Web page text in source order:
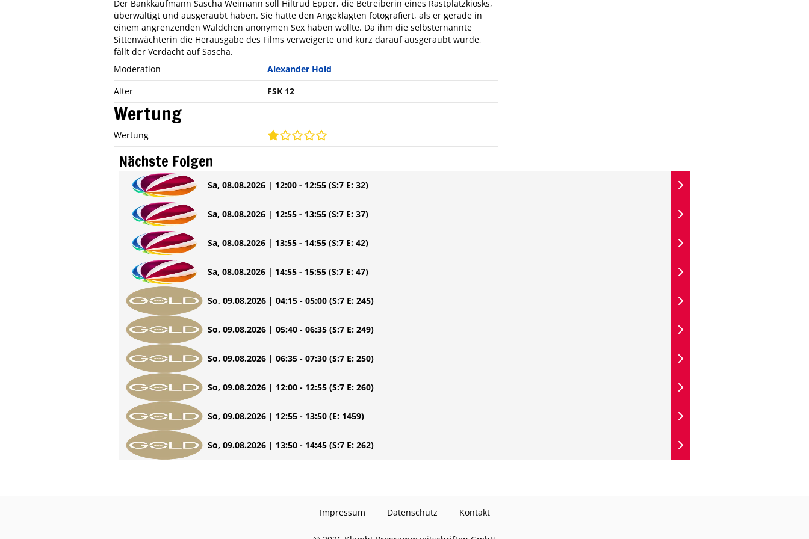
Der Bankkaufmann Sascha Weimann soll Hiltrud Epper, die Betreiberin eines Rastplatzkiosks,
überwältigt und ausgeraubt haben. Sie hatte den Angeklagten fotografiert, als er gerade in
einem angrenzenden Wäldchen anonymen Sex haben wollte. Da ihm die selbsternannte
Sittenwächterin die Herausgabe des Films verweigerte und kurz darauf ausgeraubt wurde,
fällt der Verdacht auf Sascha.
Moderation
Alexander Hold
Alter
FSK 12
Wertung
Wertung
Nächste Folgen
Sa, 08.08.2026 | 12:00 - 12:55 (S:7 E: 32)
Sa, 08.08.2026 | 12:55 - 13:55 (S:7 E: 37)
Sa, 08.08.2026 | 13:55 - 14:55 (S:7 E: 42)
Sa, 08.08.2026 | 14:55 - 15:55 (S:7 E: 47)
So, 09.08.2026 | 04:15 - 05:00 (S:7 E: 245)
So, 09.08.2026 | 05:40 - 06:35 (S:7 E: 249)
So, 09.08.2026 | 06:35 - 07:30 (S:7 E: 250)
So, 09.08.2026 | 12:00 - 12:55 (S:7 E: 260)
So, 09.08.2026 | 12:55 - 13:50 (E: 1459)
So, 09.08.2026 | 13:50 - 14:45 (S:7 E: 262)
Impressum Datenschutz Kontakt